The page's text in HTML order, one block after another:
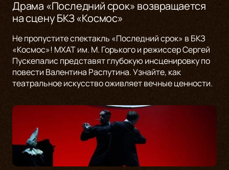
Драма «Последний срок» возвращается
на сцену БКЗ «Космос»
Не пропустите спектакль «Последний срок» в БКЗ
«Космос»! МХАТ им. М. Горького и режиссер Сергей
Пускепалис представят глубокую инсценировку по
повести Валентина Распутина. Узнайте, как
театральное искусство оживляет вечные ценности.